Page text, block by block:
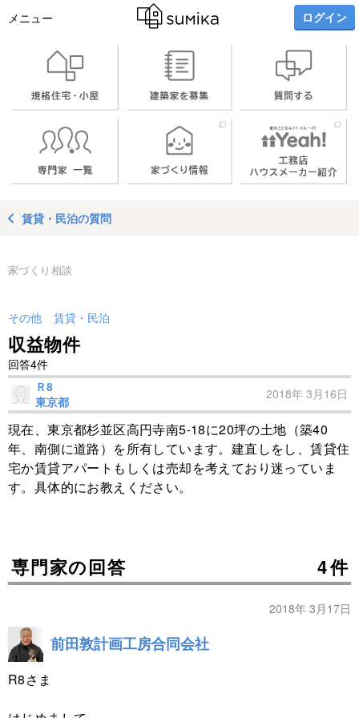
メニュー ログイン
賃貸・民泊の質問
家づくり相談
その他 賃貸・民泊
収益物件
回答4件
Ｒ8
東京都
2018年 3月16日
現在、東京都杉並区高円寺南5-18に20坪の土地（築40
年、南側に道路）を所有しています。建直しをし、賃貸住
宅か賃貸アパートもしくは売却を考えており迷っていま
す。具体的にお教えください。
専門家の回答 4件
2018年 3月17日
前田敦計画工房合同会社
R8さま